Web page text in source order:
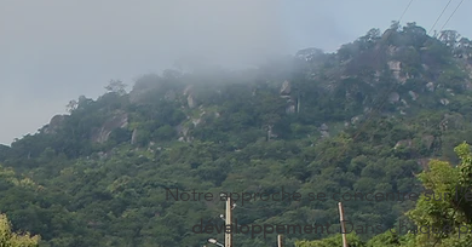
Notre approche se concentre sur
développement. Dans chaque